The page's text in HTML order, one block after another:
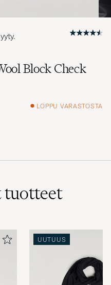
Block Check
LOPPU VARASTOSTA
tuotteet
UUTUUS